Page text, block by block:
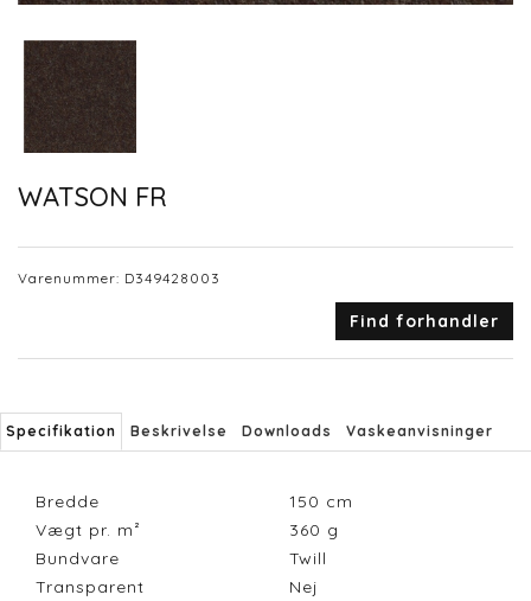
WATSON FR
Varenummer: D349428003
Find forhandler
Specifikation Beskrivelse Downloads Vaskeanvisninger
Bredde 150 cm
Vægt pr. m²
360 g
Bundvare
Twill
Transparent
Nej